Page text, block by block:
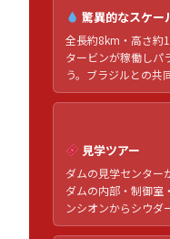
驚異的なスケー
全長約8km・高さ約
タービンが稼働しパ
う。ブラジルとの共
見学ツアー
ダムの見学センター
ダムの内部・制御室
ンシオンからシウダ